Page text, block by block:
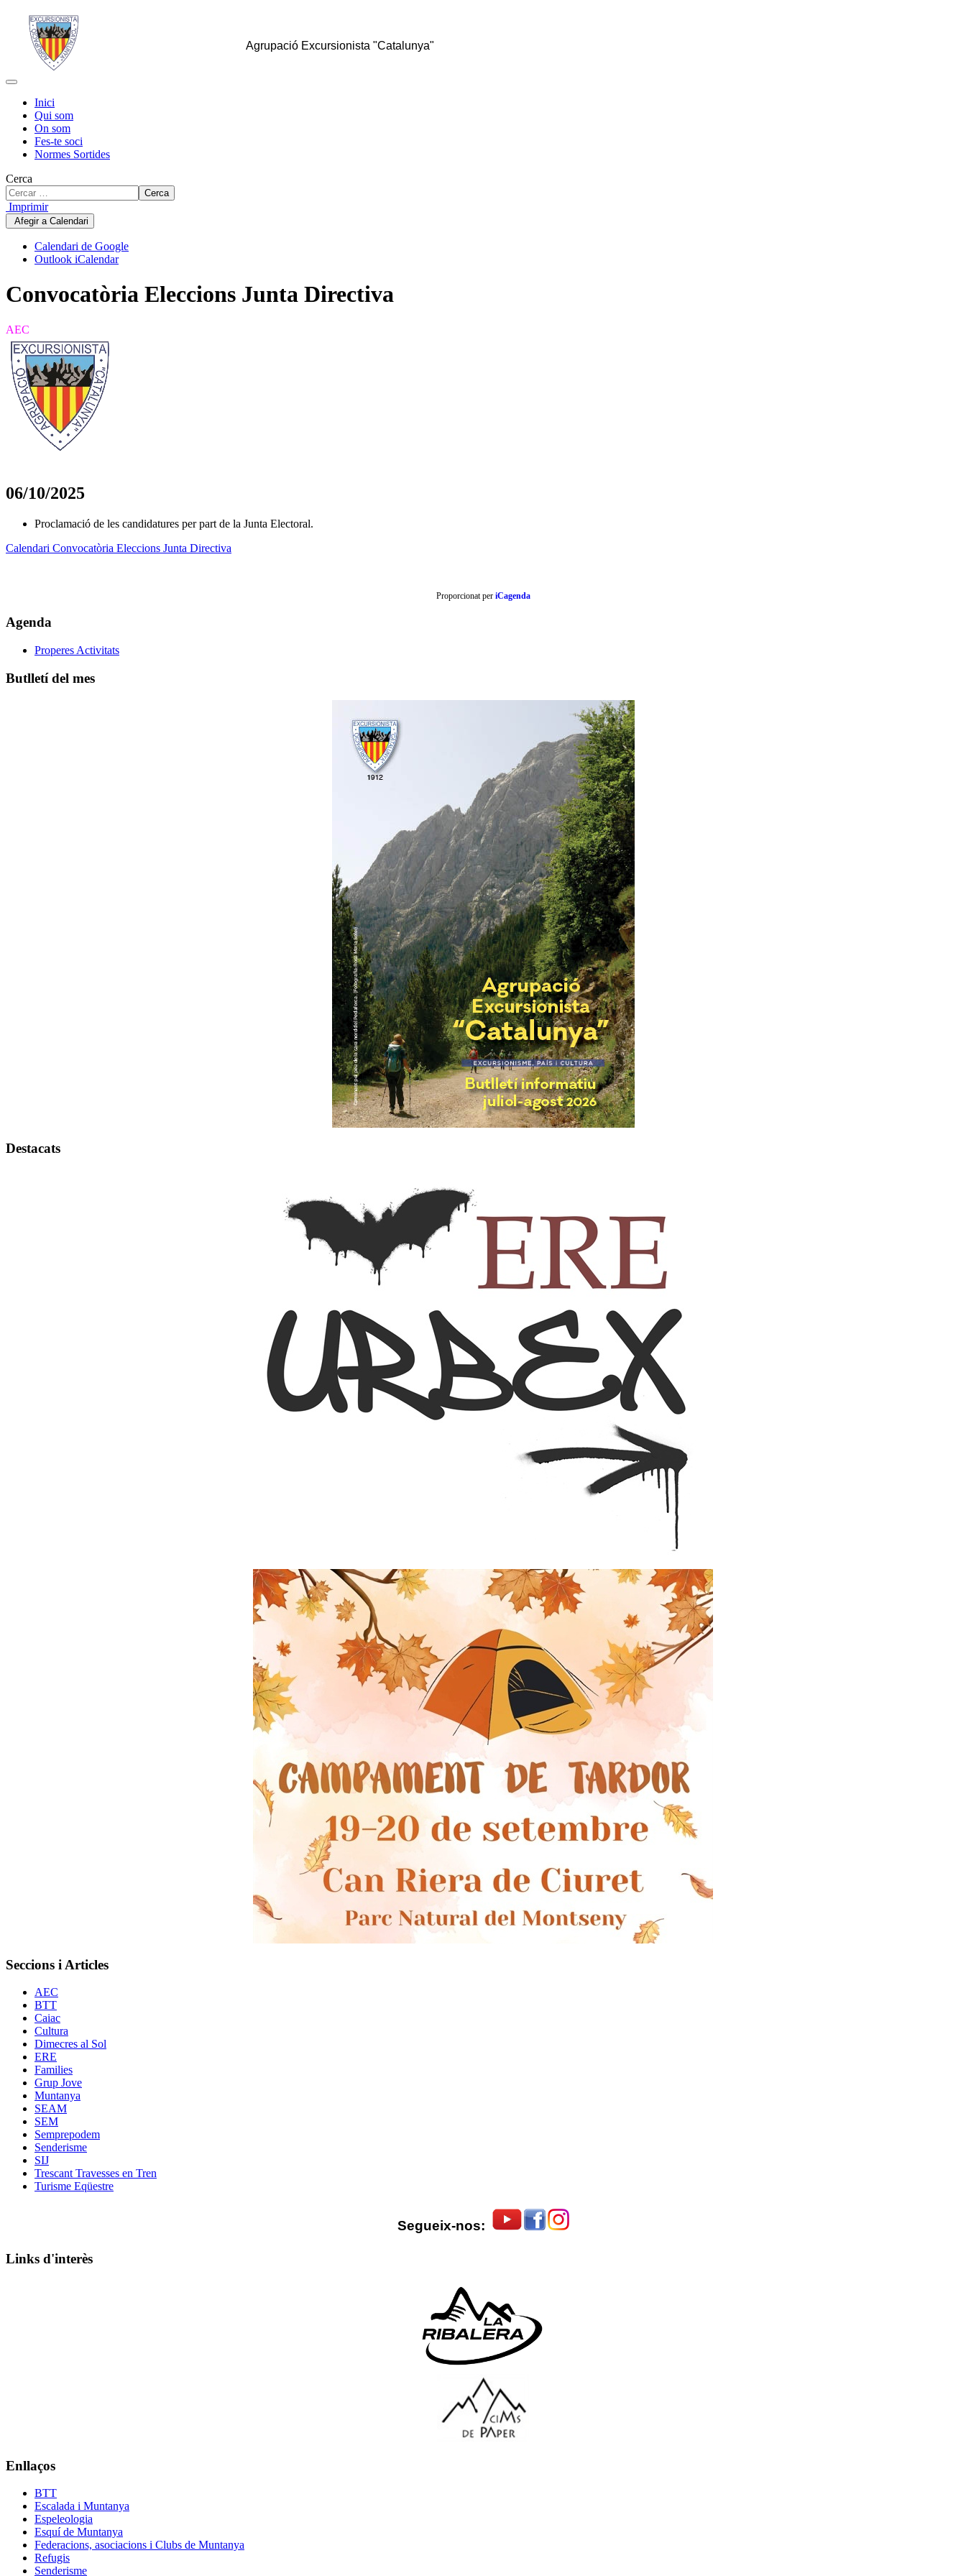
Agrupació Excursionista "Catalunya"
Inici
Qui som
On som
Fes-te soci
Normes Sortides
Cerca
Cerca
Imprimir
Afegir a Calendari
Calendari de Google
Outlook iCalendar
Convocatòria Eleccions Junta Directiva
AEC
06/10/2025
Proclamació de les candidatures per part de la Junta Electoral.
Calendari Convocatòria Eleccions Junta Directiva
Proporcionat per iCagenda
Agenda
Properes Activitats
Butlletí del mes
Destacats
Seccions i Articles
AEC
BTT
Caiac
Cultura
Dimecres al Sol
ERE
Families
Grup Jove
Muntanya
SEAM
SEM
Semprepodem
Senderisme
SIJ
Trescant Travesses en Tren
Turisme Eqüestre
Segueix-nos:
Links d'interès
Enllaços
BTT
Escalada i Muntanya
Espeleologia
Esquí de Muntanya
Federacions, asociacions i Clubs de Muntanya
Refugis
Senderisme